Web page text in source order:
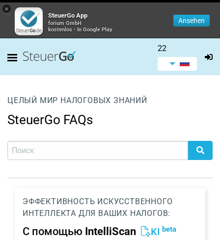
×
SteuerGo App
forium GmbH
kostenlos - In Google Play
Ansehen
22
ЦЕЛЫЙ МИР НАЛОГОВЫХ ЗНАНИЙ
SteuerGo FAQs
ЭФФЕКТИВНОСТЬ ИСКУССТВЕННОГО
ИНТЕЛЛЕКТА ДЛЯ ВАШИХ НАЛОГОВ:
С помощью IntelliScan KI beta